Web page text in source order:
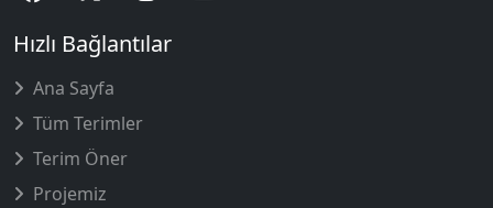
Hızlı Bağlantılar
Ana Sayfa
Tüm Terimler
Terim Öner
Projemiz